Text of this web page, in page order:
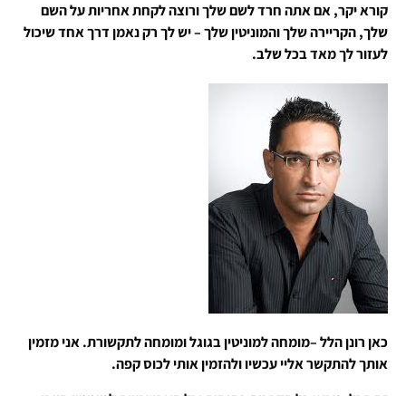
קורא יקר, אם אתה חרד לשם שלך ורוצה לקחת אחריות על השם
שלך, הקריירה שלך והמוניטין שלך – יש לך רק נאמן דרך אחד שיכול
לעזור לך מאד בכל שלב.
כאן רונן הלל –מומחה למוניטין בגוגל ומומחה לתקשורת. אני מזמין
אותך להתקשר אליי עכשיו ולהזמין אותי לכוס קפה.